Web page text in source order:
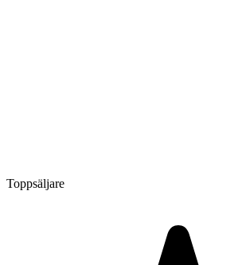
Toppsäljare